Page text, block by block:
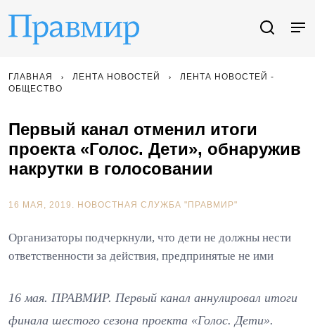
ГЛАВНАЯ ЛЕНТА НОВОСТЕЙ
ЛЕНТА НОВОСТЕЙ -
ОБЩЕСТВО
Первый канал отменил итоги
проекта «Голос. Дети», обнаружив
накрутки в голосовании
16 МАЯ, 2019. НОВОСТНАЯ СЛУЖБА "ПРАВМИР"
Организаторы подчеркнули, что дети не должны нести
ответственности за действия, предпринятые не ими
16 мая. ПРАВМИР. Первый канал аннулировал итоги
финала шестого сезона проекта «Голос. Дети».